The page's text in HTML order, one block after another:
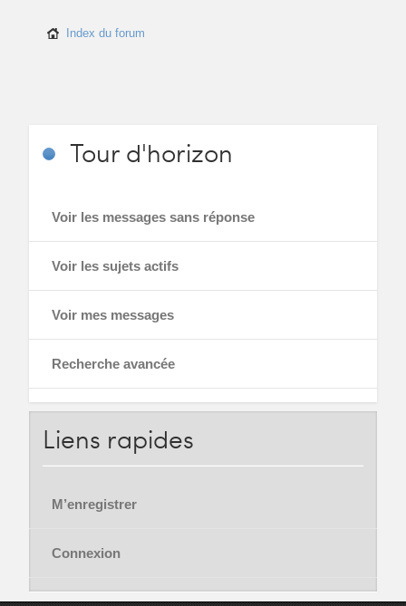
Index du forum
Tourd'horizon
Voir les messages sans réponse
Voir les sujets actifs
Voir mes messages
Recherche avancée
Liens rapides
M’enregistrer
Connexion